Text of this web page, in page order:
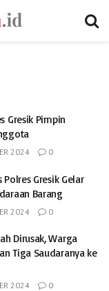
Gresik Pimpin
2024 0
Gresik Gelar
Barang
2024 0
Dirusak, Warga
Tiga Saudaranya ke
2024 0